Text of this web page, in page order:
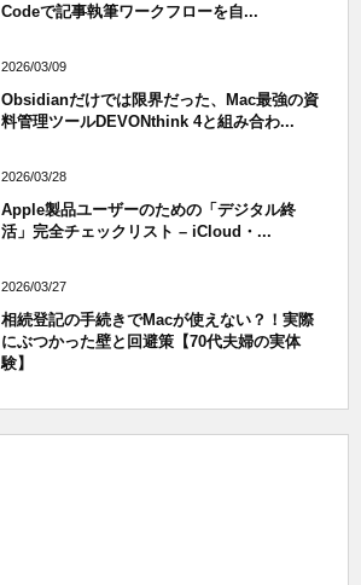
Codeで記事執筆ワークフローを自...
2026/03/09
Obsidianだけでは限界だった、Mac最強の資
料管理ツールDEVONthink 4と組み合わ...
2026/03/28
Apple製品ユーザーのための「デジタル終
活」完全チェックリスト – iCloud・...
2026/03/27
相続登記の手続きでMacが使えない？！実際
にぶつかった壁と回避策【70代夫婦の実体
験】